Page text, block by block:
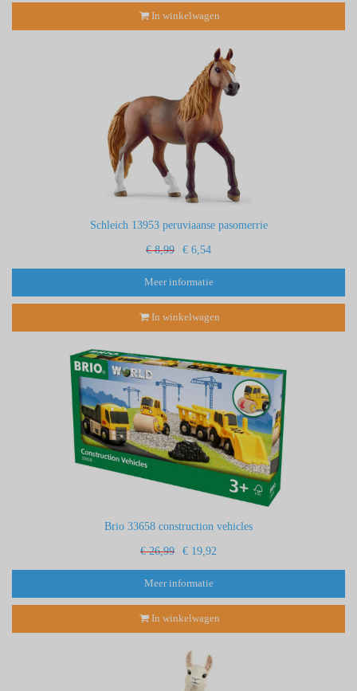
In winkelwagen
Schleich 13953 peruviaanse pasomerrie
€ 8,99 € 6,54
Meer informatie
In winkelwagen
Brio 33658 construction vehicles
€ 26,99 € 19,92
Meer informatie
In winkelwagen